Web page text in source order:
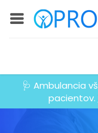
🩺 Ambulancia
pacientov.